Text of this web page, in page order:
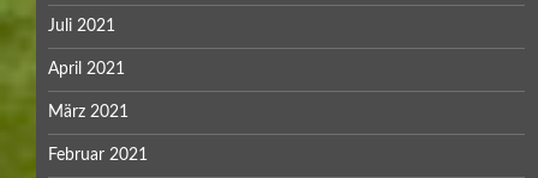
Juli 2021
April 2021
März 2021
Februar 2021